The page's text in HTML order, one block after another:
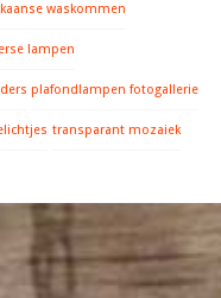
waskommen
lampen
plafondlampen fotogallerie
transparant mozaiek